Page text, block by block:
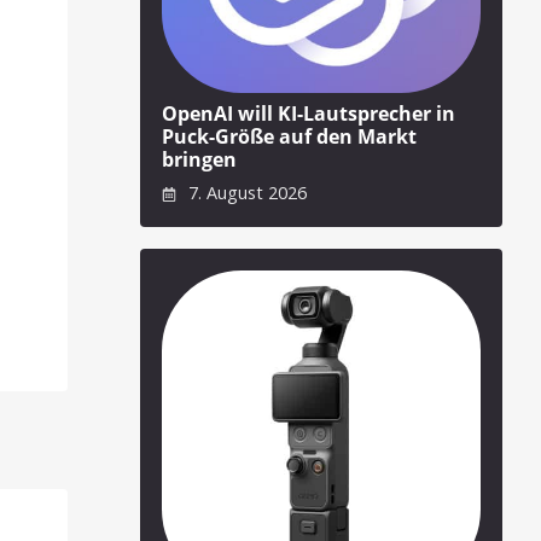
OpenAI will KI-Lautsprecher in
Puck-Größe auf den Markt
bringen
7. August 2026